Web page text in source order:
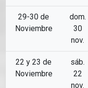
29-30 de
Noviembre
dom.
30
nov.
22 y 23 de
Noviembre
sáb.
22
nov.